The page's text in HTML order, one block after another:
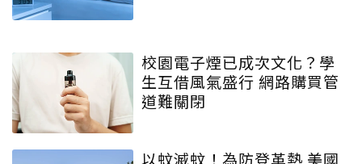
校園電子煙已成次文化？學
生互借風氣盛行 網路購買管
道難關閉
以蚊滅蚊！為防登革熱 美國